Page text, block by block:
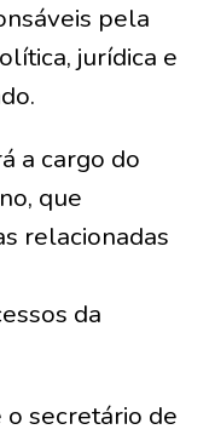
pela
jurídica e
a cargo do
que
relacionadas
da
secretário de